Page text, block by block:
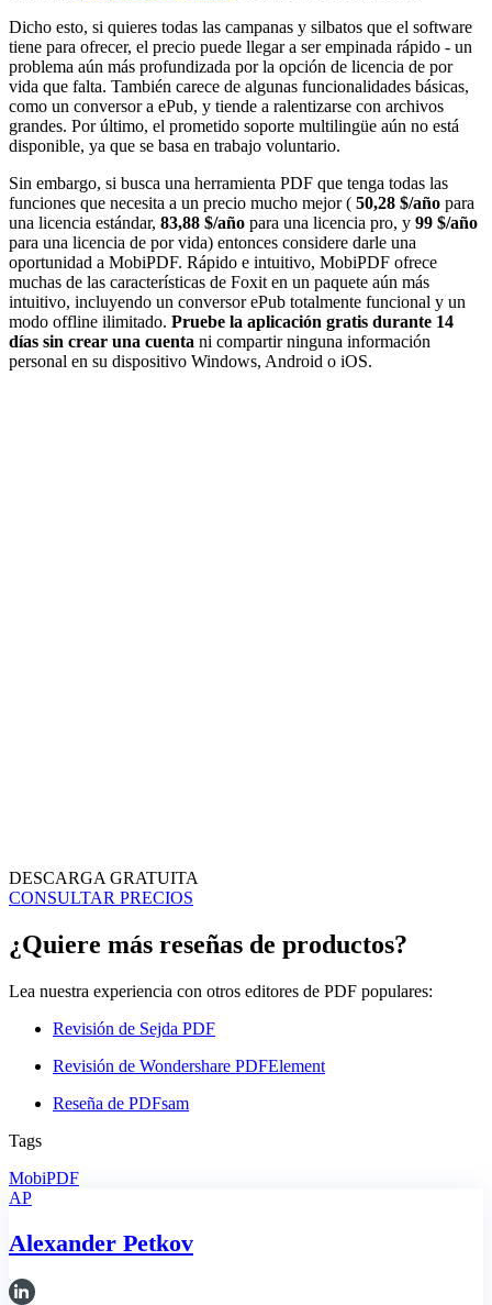
Dicho esto, si quieres todas las campanas y silbatos que el software
tiene para ofrecer, el precio puede llegar a ser empinada rápido - un
problema aún más profundizada por la opción de licencia de por
vida que falta. También carece de algunas funcionalidades básicas,
como un conversor a ePub, y tiende a ralentizarse con archivos
grandes. Por último, el prometido soporte multilingüe aún no está
disponible, ya que se basa en trabajo voluntario.
Sin embargo, si busca una herramienta PDF que tenga todas las
funciones que necesita a un precio mucho mejor ( 50,28 $/año para
una licencia estándar, 83,88 $/año para una licencia pro, y 99 $/año
para una licencia de por vida) entonces considere darle una
oportunidad a MobiPDF. Rápido e intuitivo, MobiPDF ofrece
muchas de las características de Foxit en un paquete aún más
intuitivo, incluyendo un conversor ePub totalmente funcional y un
modo offline ilimitado. Pruebe la aplicación gratis durante 14
días sin crear una cuenta ni compartir ninguna información
personal en su dispositivo Windows, Android o iOS.
DESCARGA GRATUITA
CONSULTAR PRECIOS
¿Quiere más reseñas de productos?
Lea nuestra experiencia con otros editores de PDF populares:
Revisión de Sejda PDF
Revisión de Wondershare PDFElement
Reseña de PDFsam
Tags
MobiPDF
AP
Alexander Petkov